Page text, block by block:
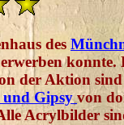
des
der Aktion
und Gipsyvon
Acrylbilder